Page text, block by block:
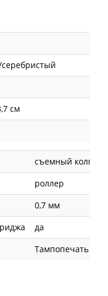
см
съемный
роллер
0,7 мм
да
Тампопечать